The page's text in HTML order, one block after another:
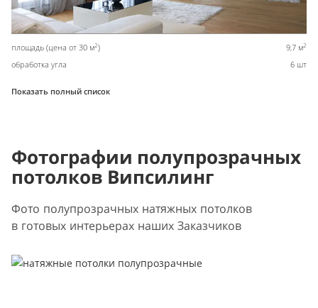
площадь (цена от 30 м2) 9,7 м2
обработка угла 6 шт
Показать полный список
Фотографии полупрозрачных
потолков Випсилинг
Фото полупрозрачных натяжных потолков
в готовых интерьерах наших Заказчиков